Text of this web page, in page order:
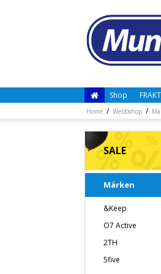
Shop
Home / Webbshop /
SALE
Märken
&Keep
O7 Active
2TH
5five